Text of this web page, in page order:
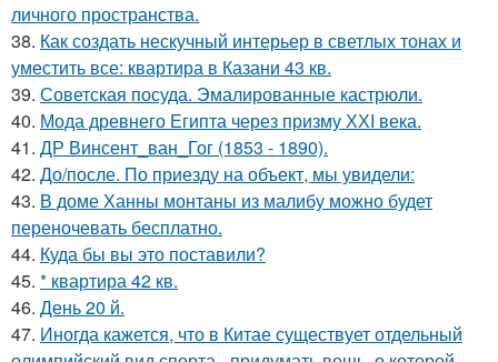
личного пространства.
38. Как создать нескучный интерьер в светлых тонах и
уместить все: квартира в Казани 43 кв.
39. Советская посуда. Эмалированные кастрюли.
40. Мода древнего Египта через призму ХХI века.
41. ДР Винсент_ван_Гог (1853 - 1890).
42. До/после. По приезду на объект, мы увидели:
43. В доме Ханны монтаны из малибу можно будет
переночевать бесплатно.
44. Куда бы вы это поставили?
45. * квартира 42 кв.
46. День 20 й.
47. Иногда кажется, что в Китае существует отдельный